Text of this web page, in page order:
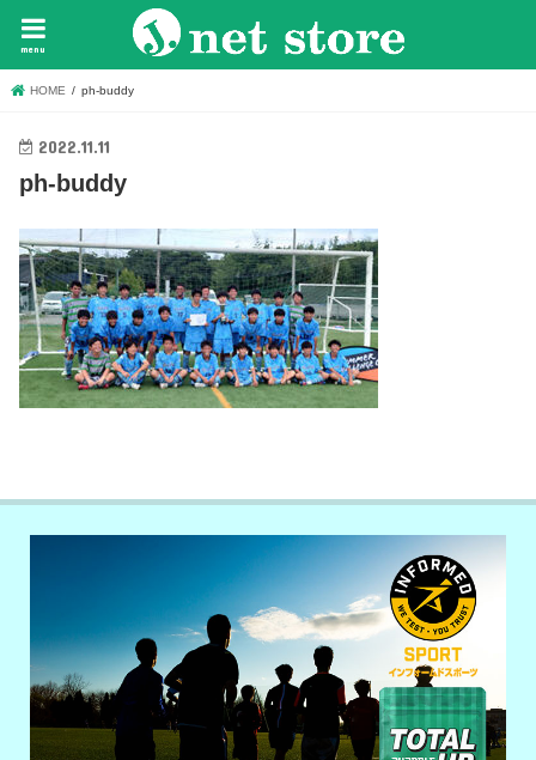
menu
HOME ph-buddy
2022.11.11
ph-buddy